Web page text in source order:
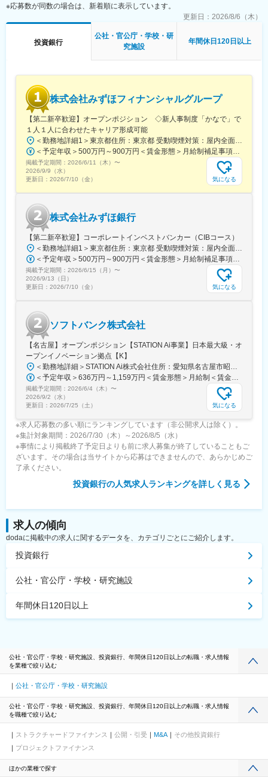
し、2025年度は、2020年度比230％である売上高500億円、社員
【ソシオークグループについて】
ソシオークグループは、「社会と共生する樹でありたい」をグル
ープミッションに掲げ、フードサービス、子育て支援、運行管
特に自治体とともにソーシャルサービスである社会福祉事業に注
力しており、今後も円滑な相談支援に向けてシステム構築による
更なる強化を検討しております。
【事業について】
■グループ会社の経営戦略策定
子育て支援事業や学校給食事業、自動車運行管理事業、障がい者
就労継続支援事業など、多岐にわたる事業を展開するグループ企
業の運営とCSV経営を推進することで、社会課題をビジネスによ
■グループ会社
葉隠勇進株式会社／株式会社明日葉／株式会社あしたばマインド
／株式会社みつばモビリティ／株式会社てしお夢ふぁーむ／株式
会社リーフサポート／ユアーズエバー株式会社／株式会社ニュー
ステップ／株式会社ハートコーポレイション／株式会社ハートコ
ーポレイション首都圏／株式会社健栄／株式会社アンフープ／
UNHOOP PHILIPPINES, INC／株式会社マシュマロの樹／株式会
社オーティーシー／ソシオークヒューテック株式会社
※応募数が同数の場合は、新着順に表示しています。
更新日： 2026/8/6（木）
投資銀行
公社・官公庁・学校・研
究施設
年間休日120日以上
株式会社みずほフィナンシャルグループ
【第二新卒歓迎】オープンポジション ◇新人事制度「かなで」で
１人１人に合わせたキャリア形成可能
＜勤務地詳細1＞東京都住所：東京都 受動喫煙対策：屋内全面禁煙＜勤務地詳細2＞大阪府住所：大阪府 受動喫煙対策：敷地内喫煙可能場所あり変更の範囲：会社の定める事業所（リモートワーク含む）
＜予定年収＞500万円～900万円＜賃金形態＞月給制補足事項なし＜賃金内訳＞月額（基本給）：287,500円～435,000円＜月給＞287,500円～435,000円＜昇給有無＞有＜残業手当＞有＜給与補足＞※上記はあくまで目安であり、給与詳細は経験、前職の年収、同行基準テーブルを考慮の上決定します。賃金はあくまでも目安の金額であり、選考を通じて上下する可能性があります。月給(月額)は固定手当を含めた表記です。
掲載予定期間： 2026/6/11（木） 〜
2026/9/9（水）
更新日： 2026/7/10（金） 気になる
株式会社みずほ銀行
【第二新卒歓迎】コーポレートインベストバンカー（CIBコース）
＜勤務地詳細1＞東京都住所：東京都 受動喫煙対策：屋内全面禁煙＜勤務地詳細2＞大阪府住所：大阪府 受動喫煙対策：屋内全面禁煙変更の範囲：会社の定める事業所（リモートワーク含む）
＜予定年収＞500万円～900万円＜賃金形態＞月給制補足事項なし＜賃金内訳＞月額（基本給）：287,500円～435,000円＜月給＞287,500円～435,000円＜昇給有無＞有＜残業手当＞有＜給与補足＞※上記はあくまで目安であり、給与詳細は経験、前職の年収、同行基準テーブルを考慮の上決定します。賃金はあくまでも目安の金額であり、選考を通じて上下する可能性があります。月給(月額)は固定手当を含めた表記です。
掲載予定期間： 2026/6/15（月） 〜
2026/9/13（日）
更新日： 2026/7/10（金） 気になる
ソフトバンク株式会社
【名古屋】オープンポジション【STATION Ai事業】日本最大級・オ
ープンイノベーション拠点【K】
＜勤務地詳細＞STATION Ai株式会社住所：愛知県名古屋市昭和区鶴舞1丁目2番32号 勤務地最寄駅：JR線／鶴舞駅受動喫煙対策：屋内全面禁煙変更の範囲：本社および国内外の支社、営業所、グループ内外の出向先事業所（テレワークを行う場所を含む）
＜予定年収＞636万円～1,159万円＜賃金形態＞月給制＜賃金内訳＞月額（基本給）：296,000円～545,000円その他固定手当/月：4,000円＜月給＞300,000円～549,000円＜昇給有無＞有＜残業手当＞有＜給与補足＞※上記「その他固定手当」は「WorkStyle支援金」として支給※上記月給とは別途等級により自己成長支援金[10,000円]あり※賞与、特別加算賞与は会社業績、個人別評価に応じて変動します賃金はあくまでも目安の金額であり、選考を通じて上下する可能性があります。月給(月額)は固定手当を含めた表記です。
掲載予定期間： 2026/6/4（木） 〜
2026/9/2（水）
更新日： 2026/7/25（土） 気になる
※求人応募数の多い順にランキングしています（非公開求人は除く）。
※集計対象期間：2026/7/30（木）～2026/8/5（水）
※事情により掲載終了予定日よりも前に求人募集が終了していることもご
ざいます。その場合は当サイトから応募はできませんので、あらかじめご
了承ください。
投資銀行の人気求人ランキングを詳しく見る
求人の傾向
dodaに掲載中の求人に関するデータを、カテゴリごとにご紹介します。
投資銀行
公社・官公庁・学校・研究施設
年間休日120日以上
公社・官公庁・学校・研究施設、投資銀行、年間休日120日以上の転職・求人情報
を業種で絞り込む
公社・官公庁・学校・研究施設
公社・官公庁・学校・研究施設、投資銀行、年間休日120日以上の転職・求人情報
を職種で絞り込む
ストラクチャードファイナンス 公開・引受 M&A
その他投資銀行
プロジェクトファイナンス
ほかの業種で探す